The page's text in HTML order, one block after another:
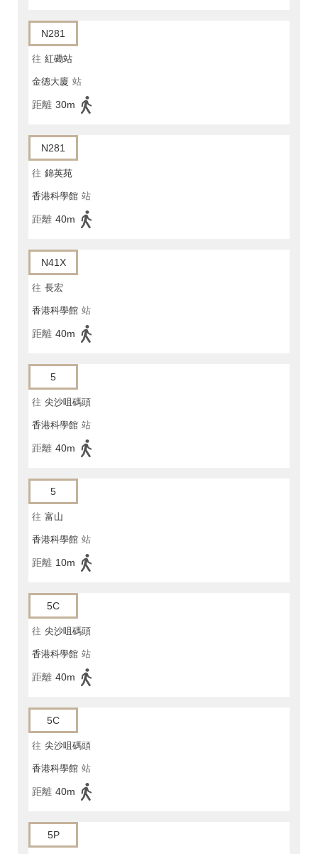
N281
往 紅磡站
金德大廈 站
距離 30m
N281
往 錦英苑
香港科學館 站
距離 40m
N41X
往 長宏
香港科學館 站
距離 40m
5
往 尖沙咀碼頭
香港科學館 站
距離 40m
5
往 富山
香港科學館 站
距離 10m
5C
往 尖沙咀碼頭
香港科學館 站
距離 40m
5C
往 尖沙咀碼頭
香港科學館 站
距離 40m
5P